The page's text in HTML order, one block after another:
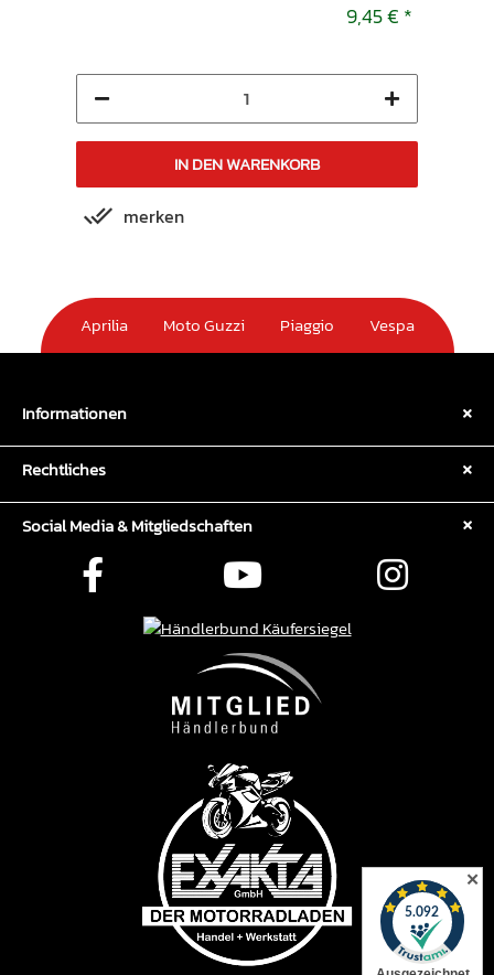
9,45 € *
IN DEN WARENKORB
merken
Aprilia Moto Guzzi Piaggio Vespa
Informationen
Rechtliches
Social Media & Mitgliedschaften
✕